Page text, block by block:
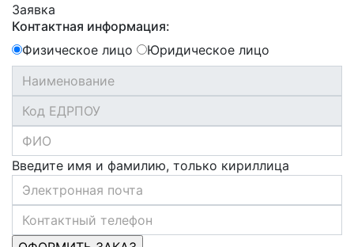
Заявка
Контактная информация:
Физическое лицо
Юридическое лицо
Введите имя и фамилию, только кириллица